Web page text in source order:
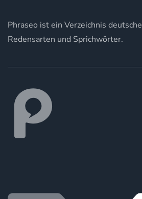
Phraseo ist ein Verzeichnis
Redensarten und Sprichwörter.